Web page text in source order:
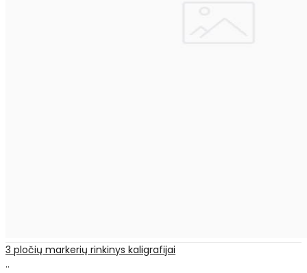
3 pločių markerių rinkinys kaligrafijai
..